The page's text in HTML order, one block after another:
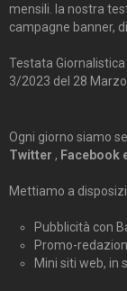
mensili. la nostra
campagne banner,
Testata
3/2023 del 28
Ogni giorno siamo
Twitter , Facebook
Mettiamo a
Pubblicità con
Promo-
Mini siti web, in